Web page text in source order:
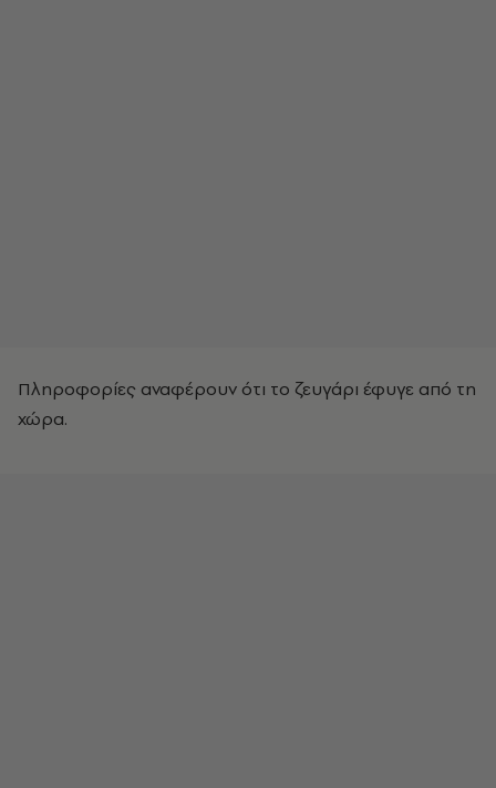
Πληροφορίες αναφέρουν ότι το ζευγάρι έφυγε από τη
χώρα.